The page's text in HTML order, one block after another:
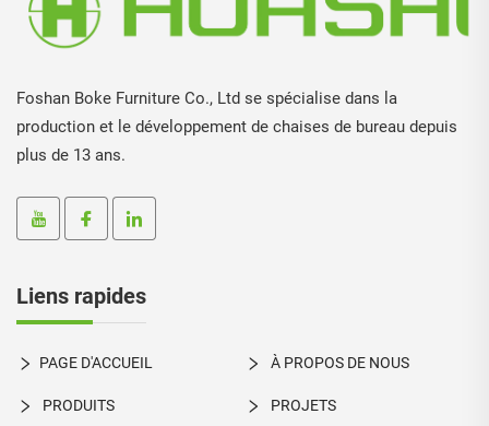
Foshan Boke Furniture Co., Ltd se spécialise dans la
production et le développement de chaises de bureau depuis
plus de 13 ans.
Liens rapides
PAGE D'ACCUEIL À PROPOS DE NOUS
PRODUITS PROJETS